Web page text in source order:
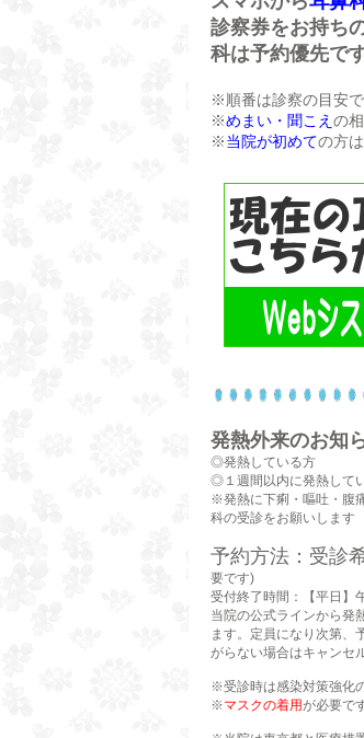
診察券をお持ち
科は予約優先で
※順番は診察の目安
※めまい・聞こえ の
※当院が初めての方
発熱外来のお知
◎発熱している方
◎１週間以内に発熱して
※発熱に下痢・嘔吐・腹
科の受診をお願いします
予約方法：受診
要です)
受付終了時間：【平日】
当院の公式ラインから発
ます。定員になり次第、
がらない場合はキャンセ
※受診時は感染対策強化
※マスクの着用が必要で